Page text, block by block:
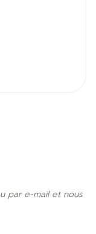
par e-mail et nous